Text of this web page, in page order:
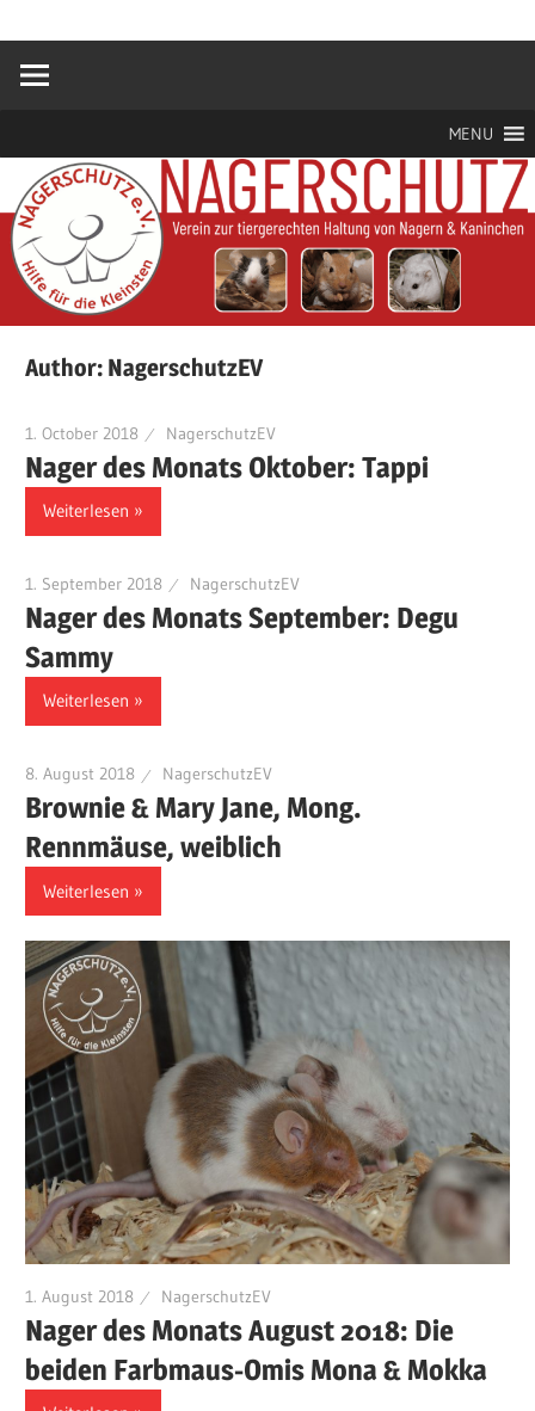
springen
Nagerschutz
für
MENU
Author: NagerschutzEV
1. October 2018 NagerschutzEV
Nager des Monats Oktober: Tappi
Weiterlesen
1. September 2018 NagerschutzEV
Nager des Monats September: Degu
Sammy
Weiterlesen
8. August 2018 NagerschutzEV
Brownie & Mary Jane, Mong.
Rennmäuse, weiblich
Weiterlesen
1. August 2018 NagerschutzEV
Nager des Monats August 2018: Die
beiden Farbmaus-Omis Mona & Mokka